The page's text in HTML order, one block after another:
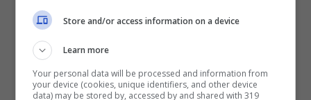
che non dovrebbero mai
mancare
Store and/or access information on a device
Learn more
Your personal data will be processed and information from
your device (cookies, unique identifiers, and other device
data) may be stored by, accessed by and shared with 319